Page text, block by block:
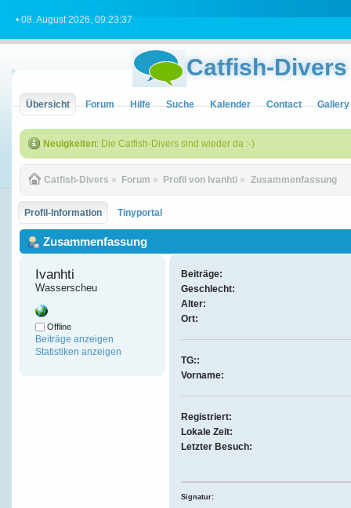
• 08. August 2026, 09:23:37
Catfish-Divers
Übersicht Forum Hilfe Suche Kalender Contact Gallery
Neuigkeiten: Die Catfish-Divers sind wieder da :-)
Catfish-Divers » Forum » Profil von Ivanhti » Zusammenfassung
Profil-Information Tinyportal
Zusammenfassung
Ivanhti
Wasserscheu
Offline
Beiträge anzeigen
Statistiken anzeigen
Beiträge:
Geschlecht:
Alter:
Ort:
TG::
Vorname:
Registriert:
Lokale Zeit:
Letzter Besuch:
Signatur: